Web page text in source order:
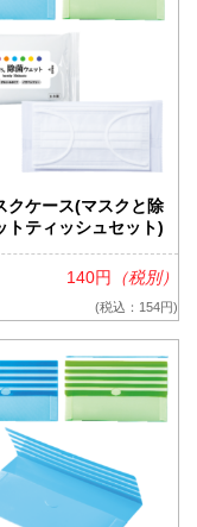
クケース(マスクと除
トティッシュセット)
140円 （税別）
(税込：154円)